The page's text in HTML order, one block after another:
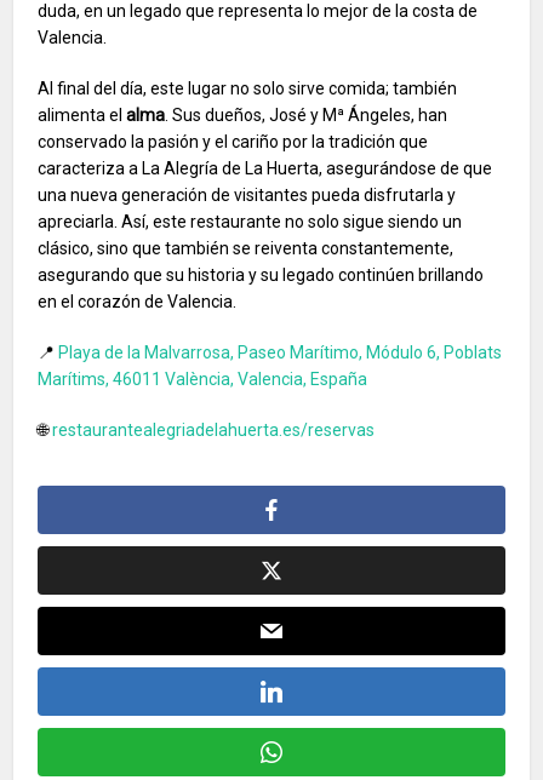
duda, en un legado que representa lo mejor de la costa de
Valencia.
Al final del día, este lugar no solo sirve comida; también
alimenta elalma. Sus dueños, José y Mª Ángeles, han
conservado la pasión y el cariño por la tradición que
caracteriza a La Alegría de La Huerta, asegurándose de que
una nueva generación de visitantes pueda disfrutarla y
apreciarla. Así, este restaurante no solo sigue siendo un
clásico, sino que también se reiventa constantemente,
asegurando que su historia y su legado continúen brillando
en el corazón de Valencia.
📍 Playa de la Malvarrosa, Paseo Marítimo, Módulo 6, Poblats
Marítims, 46011 València, Valencia, España
🌐restaurantealegriadelahuerta.es/reservas